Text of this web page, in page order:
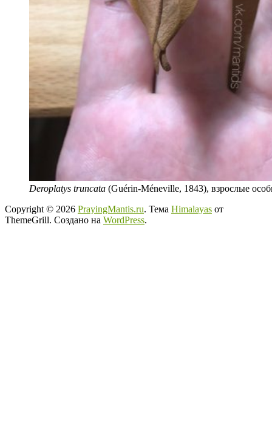
Deroplatys truncata (Guérin-Méneville, 1843), взрослые
Copyright © 2026 PrayingMantis.ru. Тема Himalayas от
ThemeGrill. Создано на WordPress.